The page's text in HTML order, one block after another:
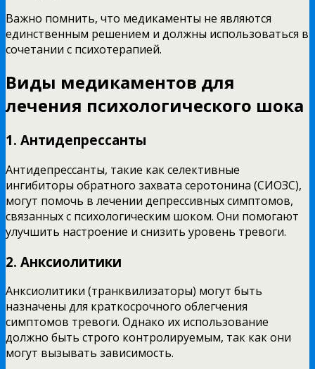
Важно помнить, что медикаменты не являются
единственным решением и должны использоваться в
сочетании с психотерапией.
Виды медикаментов для
лечения психологического шока
1. Антидепрессанты
Антидепрессанты, такие как селективные
ингибиторы обратного захвата серотонина (СИОЗС),
могут помочь в лечении депрессивных симптомов,
связанных с психологическим шоком. Они помогают
улучшить настроение и снизить уровень тревоги.
2. Анксиолитики
Анксиолитики (транквилизаторы) могут быть
назначены для краткосрочного облегчения
симптомов тревоги. Однако их использование
должно быть строго контролируемым, так как они
могут вызывать зависимость.